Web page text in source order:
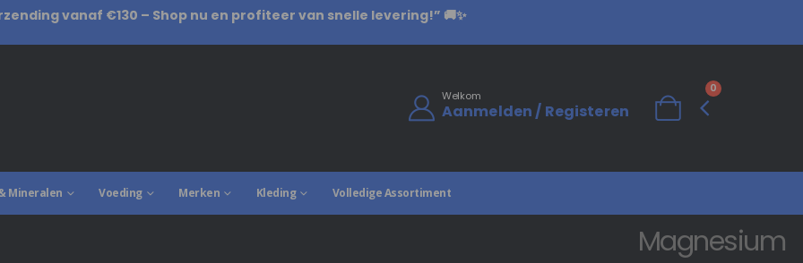
vanaf €130 – Shop nu en profiteer van snelle levering!” 🚚✨
Welkom
Aanmelden / Registeren
0
Mineralen Voeding Merken Kleding Volledige Assortiment
Magnesium